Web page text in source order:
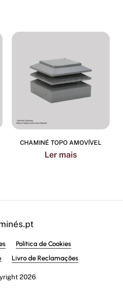
CHAMINÉ TOPO AMOVÍVEL
Ler mais
Política de Cookies
Livro de Reclamações
2026